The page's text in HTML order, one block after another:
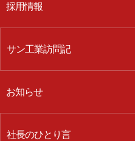
採用情報
サン工業訪問記
お知らせ
社長のひとり言